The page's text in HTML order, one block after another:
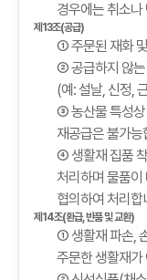
경우에는 취소
제13조(공급)
① 주문된 재화
② 공급하지 않는
(예: 설날, 신정,
③ 농산물 특성상
재공급은 불가능
④ 생활재 집품
처리하며 물품
협의하여 처리합
제14조(환급, 반품 및 교환)
① 생활재 파손,
주문한 생활재가